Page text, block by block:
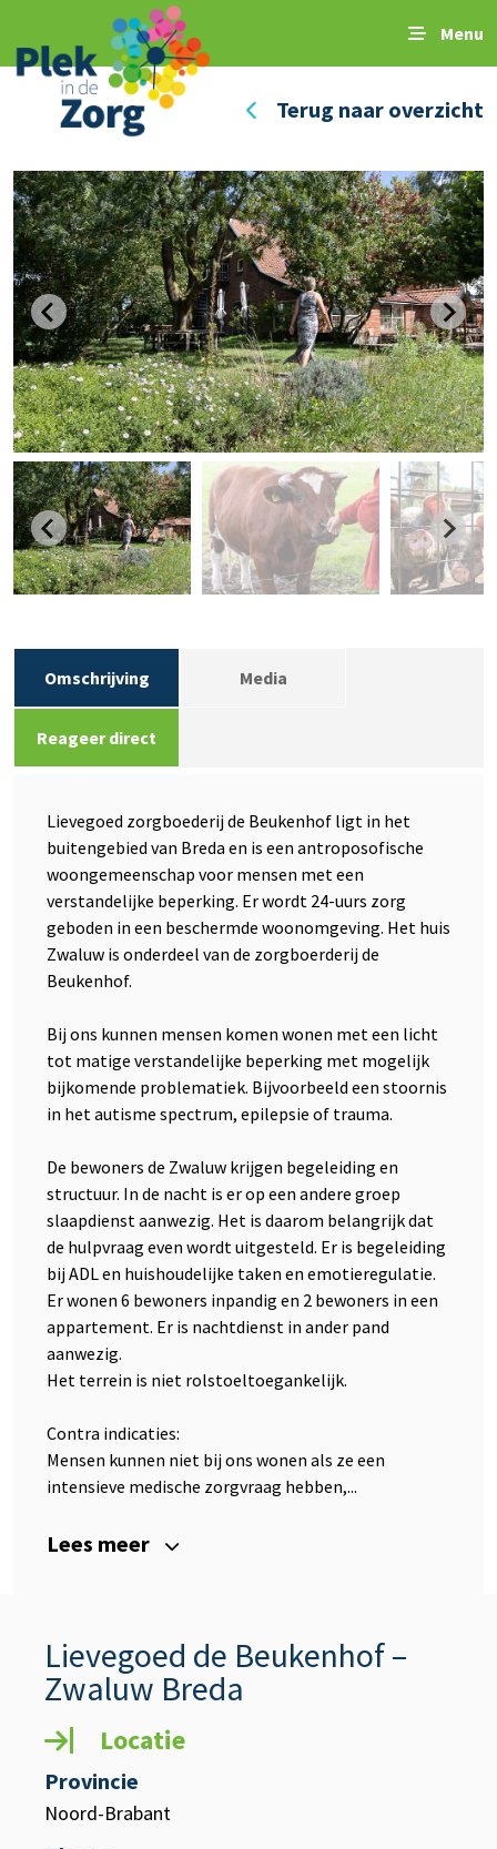
Menu
Terug naar overzicht
Omschrijving Media
Reageer direct
Lievegoed zorgboederij de Beukenhof ligt in het
buitengebied van Breda en is een antroposofische
woongemeenschap voor mensen met een
verstandelijke beperking. Er wordt 24-uurs zorg
geboden in een beschermde woonomgeving. Het huis
Zwaluw is onderdeel van de zorgboerderij de
Beukenhof.
Bij ons kunnen mensen komen wonen met een licht
tot matige verstandelijke beperking met mogelijk
bijkomende problematiek. Bijvoorbeeld een stoornis
in het autisme spectrum, epilepsie of trauma.
De bewoners de Zwaluw krijgen begeleiding en
structuur. In de nacht is er op een andere groep
slaapdienst aanwezig. Het is daarom belangrijk dat
de hulpvraag even wordt uitgesteld. Er is begeleiding
bij ADL en huishoudelijke taken en emotieregulatie.
Er wonen 6 bewoners inpandig en 2 bewoners in een
appartement. Er is nachtdienst in ander pand
aanwezig.
Het terrein is niet rolstoeltoegankelijk.
Contra indicaties:
Mensen kunnen niet bij ons wonen als ze een
intensieve medische zorgvraag hebben,...
Lees meer
Lievegoed de Beukenhof –
Zwaluw Breda
Locatie
Provincie
Noord-Brabant